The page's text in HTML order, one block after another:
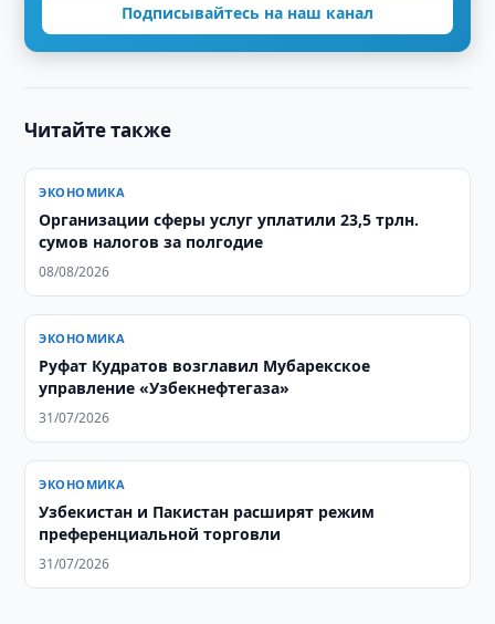
Подписывайтесь на наш канал
Читайте также
ЭКОНОМИКА
Организации сферы услуг уплатили 23,5 трлн.
сумов налогов за полгодие
08/08/2026
ЭКОНОМИКА
Руфат Кудратов возглавил Мубарекское
управление «Узбекнефтегаза»
31/07/2026
ЭКОНОМИКА
Узбекистан и Пакистан расширят режим
преференциальной торговли
31/07/2026